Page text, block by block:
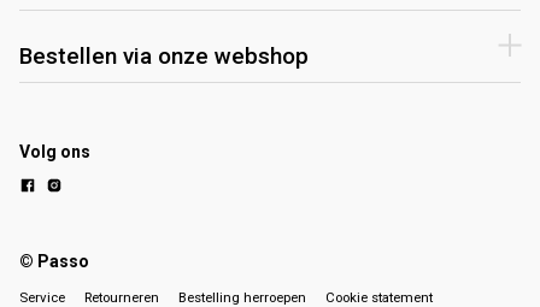
Bestellen via onze webshop
Volg ons
© Passo
Service Retourneren Bestelling herroepen Cookie statement